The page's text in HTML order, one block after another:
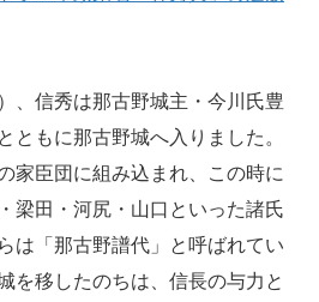
、信秀は那古野城主・今川氏豊
ともに那古野城へ入りました。
家臣団に組み込まれ、この時に
梁田・河尻・山口といった諸氏
は「那古野譜代」と呼ばれてい
を移したのちは、信長の与力と